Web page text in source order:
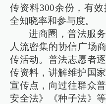
传资料300余份，有
全知晓率和参与度。
进商圈，普法服
人流密集的协信广场
传活动。普法志愿者
传资料，讲解维护国
宣传点，向过往群众
安全法》《种子法》